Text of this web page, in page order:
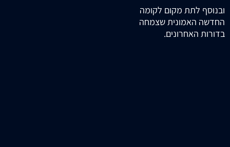
ובנוסף לתת מקום לקומה
החדשה האמונית שצמחה
בדורות האחרונים.